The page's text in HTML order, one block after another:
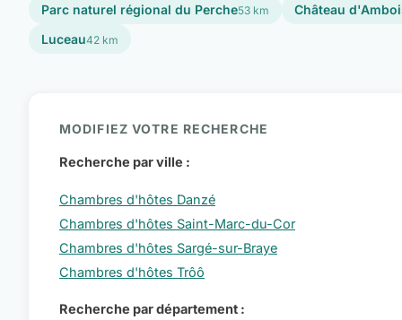
Parc naturel régional du Perche53 km Château
Luceau42 km
MODIFIEZ VOTRE RECHERCHE
Recherche par ville :
Chambres d'hôtes Danzé
Chambres d'hôtes Saint-Marc-du-Cor
Chambres d'hôtes Sargé-sur-Braye
Chambres d'hôtes Trôô
Recherche par département :